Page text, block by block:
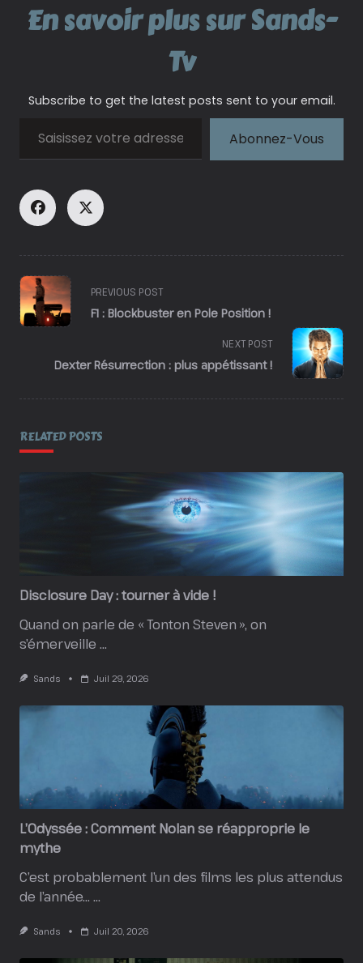
En savoir plus sur Sands-
Tv
Subscribe to get the latest posts sent to your email.
Abonnez-Vous
<span
class="nav-
subtitle
reader-
PREVIOUS POST
F1 : Blockbuster en Pole Position !
NEXT POST
Dexter Résurrection : plus appétissant !
RELATED POSTS
Disclosure Day : tourner à vide !
Quand on parle de « Tonton Steven », on
s’émerveille ...
Sands Juil 29, 2026
L’Odyssée : Comment Nolan se réapproprie le
mythe
C’est probablement l’un des films les plus attendus
de l’année… ...
Sands Juil 20, 2026